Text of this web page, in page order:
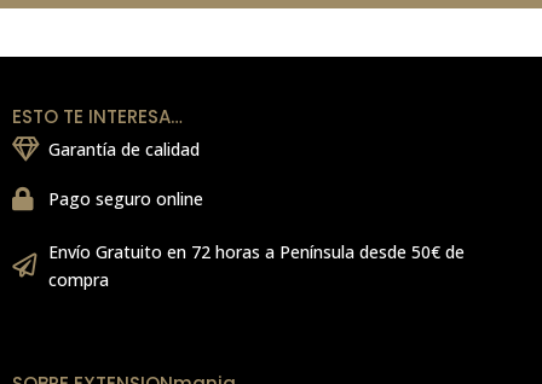
ESTO TE INTERESA…
Garantía de calidad
Pago seguro online
Envío Gratuito en 72 horas a Península desde 50€ de
compra